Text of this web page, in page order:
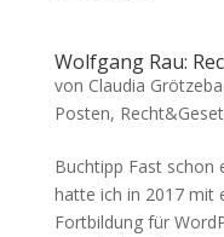
Wolfgang Rau:
von Claudia
Posten,
Buchtipp Fast schon
hatte ich in 2017 mit
Fortbildung für